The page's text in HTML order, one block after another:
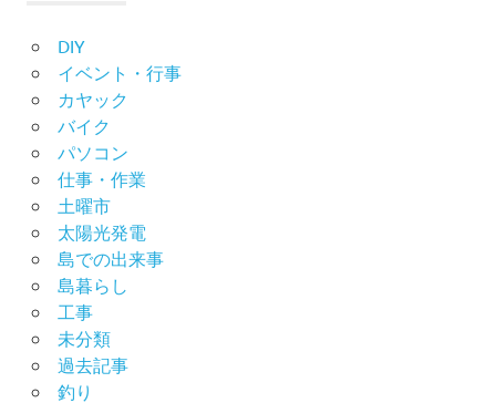
DIY
イベント・行事
カヤック
バイク
パソコン
仕事・作業
土曜市
太陽光発電
島での出来事
島暮らし
工事
未分類
過去記事
釣り